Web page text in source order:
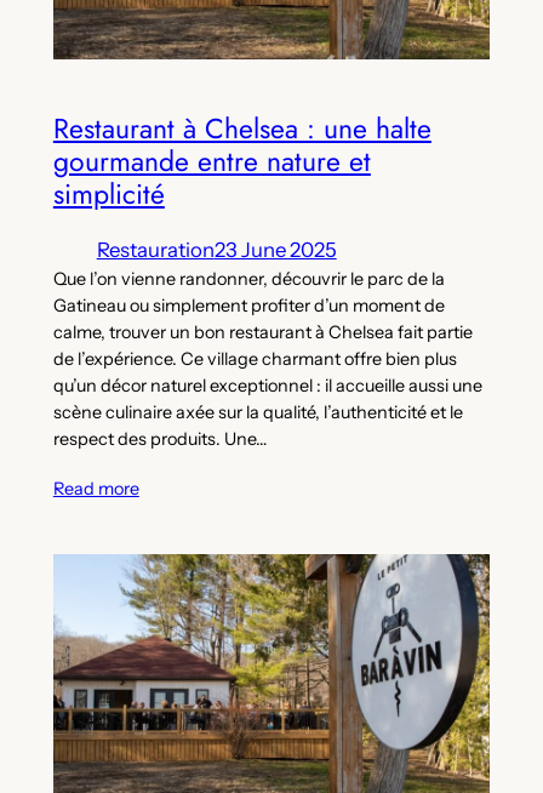
Restaurant à Chelsea : une halte
gourmande entre nature et
simplicité
Restauration23 June 2025
Que l’on vienne randonner, découvrir le parc de la
Gatineau ou simplement profiter d’un moment de
calme, trouver un bon restaurant à Chelsea fait partie
de l’expérience. Ce village charmant offre bien plus
qu’un décor naturel exceptionnel : il accueille aussi une
scène culinaire axée sur la qualité, l’authenticité et le
respect des produits. Une…
Read more